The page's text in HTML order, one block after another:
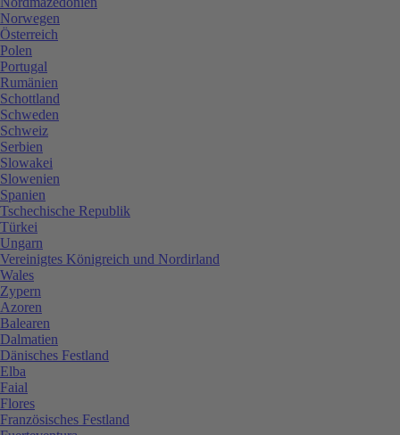
Norwegen
Österreich
Polen
Portugal
Rumänien
Schottland
Schweden
Schweiz
Serbien
Slowakei
Slowenien
Spanien
Tschechische Republik
Türkei
Ungarn
Vereinigtes Königreich und Nordirland
Wales
Zypern
Azoren
Balearen
Dalmatien
Dänisches Festland
Elba
Faial
Flores
Französisches Festland